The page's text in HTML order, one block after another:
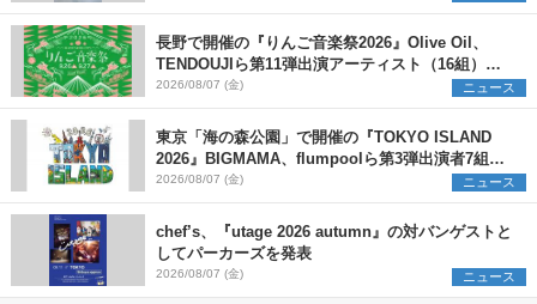
長野で開催の『りんご音楽祭2026』Olive Oil、
TENDOUJIら第11弾出演アーティスト（16組）を
発表
2026/08/07 (金) ニュース
東京「海の森公園」で開催の『TOKYO ISLAND
2026』BIGMAMA、flumpoolら第3弾出演者7組を
発表 ワークショップ・アート出展者を募集
2026/08/07 (金) ニュース
chef’s、『utage 2026 autumn』の対バンゲストと
してパーカーズを発表
2026/08/07 (金) ニュース